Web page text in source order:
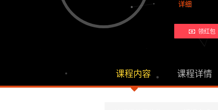
详细
领红包
课程内容 课程详情